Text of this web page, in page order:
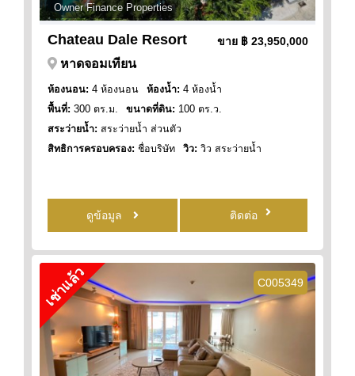
Owner Finance Properties
Chateau Dale Resort ขาย ฿ 23,950,000
หาดจอมเทียน
ห้องนอน: 4 ห้องนอน ห้องน้ำ: 4 ห้องน้ำ
พื้นที่: 300 ตร.ม. ขนาดที่ดิน: 100 ตร.ว.
สระว่ายน้ำ: สระว่ายน้ำ ส่วนตัว
สิทธิการครอบครอง: ชื่อบริษัท วิว: วิว สระว่ายน้ำ
ดูข้อมูล ติดต่อ
C005349
เช่าแล้ว